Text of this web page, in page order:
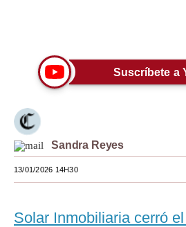
Mundo
México
España
Internacional
Tecnología
Suscríbete a
Sandra Reyes
13/01/2026 14H30
Solar Inmobiliaria cerró